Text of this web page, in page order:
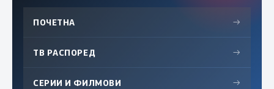
ПОЧЕТНА →
ТВ РАСПОРЕД →
СЕРИИ И ФИЛМОВИ →